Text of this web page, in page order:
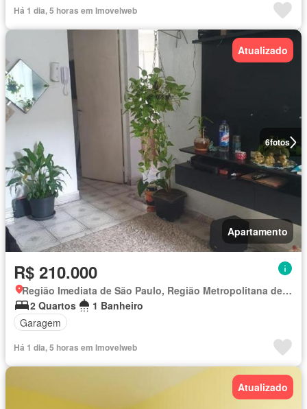
Há 1 dia, 5 horas em Imovelweb
6fotos
Atualizado
Apartamento
R$ 210.000
Região Imediata de São Paulo, Região Metropolitana de São Paulo
2 Quartos
1 Banheiro
Garagem
Há 1 dia, 5 horas em Imovelweb
Atualizado